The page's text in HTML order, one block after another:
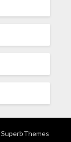
SuperbThemes